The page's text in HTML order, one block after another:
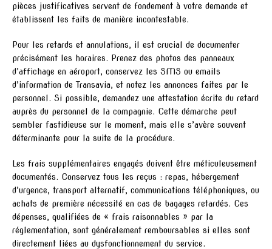
pièces justificatives servent de fondement à votre demande et
établissent les faits de manière incontestable.
Pour les retards et annulations, il est crucial de documenter
précisément les horaires. Prenez des photos des panneaux
d’affichage en aéroport, conservez les SMS ou emails
d’information de Transavia, et notez les annonces faites par le
personnel. Si possible, demandez une attestation écrite du retard
auprès du personnel de la compagnie. Cette démarche peut
sembler fastidieuse sur le moment, mais elle s’avère souvent
déterminante pour la suite de la procédure.
Les frais supplémentaires engagés doivent être méticuleusement
documentés. Conservez tous les reçus : repas, hébergement
d’urgence, transport alternatif, communications téléphoniques, ou
achats de première nécessité en cas de bagages retardés. Ces
dépenses, qualifiées de « frais raisonnables » par la
réglementation, sont généralement remboursables si elles sont
directement liées au dysfonctionnement du service.